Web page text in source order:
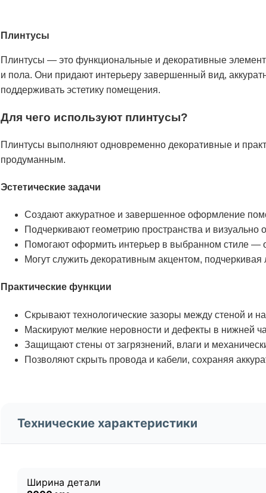
Плинтусы
Плинтусы — это функциональные и декоративные
и пола. Они придают интерьеру завершенный вид,
поддерживать эстетику помещения.
Для чего используют плинтусы?
Плинтусы выполняют одновременно декоративные и
продуманным.
Эстетические задачи
Создают аккуратное и завершенное оформление
Подчеркивают геометрию пространства и
Помогают оформить интерьер в выбранном стиле —
Могут служить декоративным акцентом,
Практические функции
Скрывают технологические зазоры между стеной и
Маскируют мелкие неровности и дефекты в нижней
Защищают стены от загрязнений, влаги и
Позволяют скрыть провода и кабели, сохраняя
Технические характеристики
Ширина детали